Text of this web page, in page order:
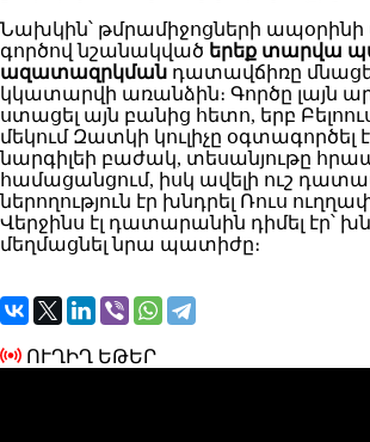
Նախկին՝ թմրամիջոցների
գործով նշանակված երեք տարվա
ազատազրկման դատավճիռը
կկատարվի առանձին։ Գործը լայն
ստացել այն բանից հետո, երբ
մեկում Զատկի կուլիչը օգտագործել
նարգիլեի բաժակ, տեսանյութը
համացանցում, իսկ ավելի ուշ
ներողություն էր խնդրել Ռուս
Վերջինս էլ դատարանին դիմել էր՝
մեղմացնել նրա պատիժը։
ՈՒՂԻՂ ԵԹԵՐ